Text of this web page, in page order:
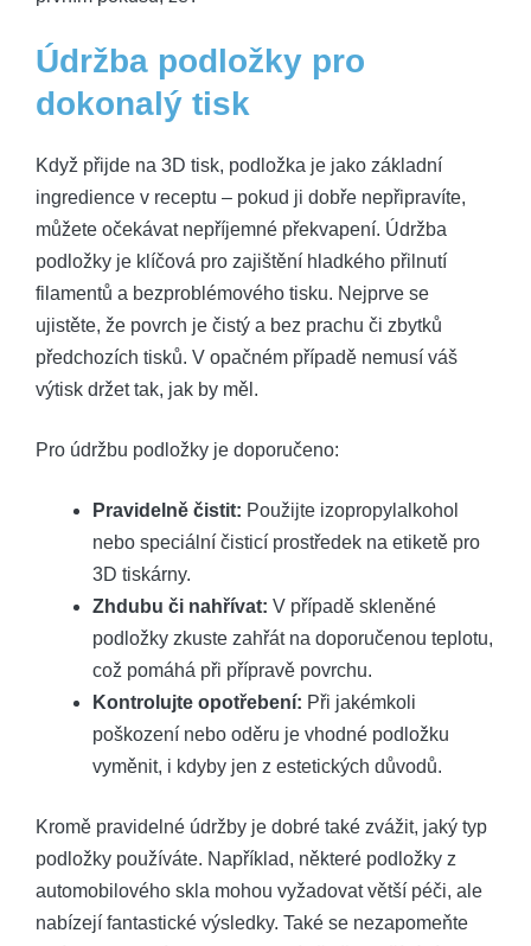
Údržba podložky pro
dokonalý tisk
Když přijde na 3D tisk, podložka je jako základní
ingredience v receptu – pokud ji dobře nepřipravíte,
můžete očekávat nepříjemné překvapení. Údržba
podložky je klíčová pro zajištění hladkého přilnutí
filamentů a bezproblémového tisku. Nejprve se
ujistěte, že povrch je čistý a bez prachu či zbytků
předchozích tisků. V opačném případě nemusí váš
výtisk držet tak, jak by měl.
Pro údržbu podložky je doporučeno:
Pravidelně čistit: Použijte izopropylalkohol
nebo speciální čisticí prostředek na etiketě pro
3D tiskárny.
Zhdubu či nahřívat: V případě skleněné
podložky zkuste zahřát na doporučenou teplotu,
což pomáhá při přípravě povrchu.
Kontrolujte opotřebení: Při jakémkoli
poškození nebo oděru je vhodné podložku
vyměnit, i kdyby jen z estetických důvodů.
Kromě pravidelné údržby je dobré také zvážit, jaký typ
podložky používáte. Například, některé podložky z
automobilového skla mohou vyžadovat větší péči, ale
nabízejí fantastické výsledky. Také se nezapomeňte